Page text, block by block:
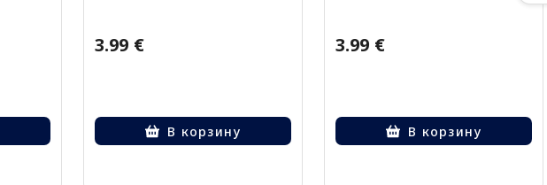
3.99 €
В корзину
3.99 €
В корзину